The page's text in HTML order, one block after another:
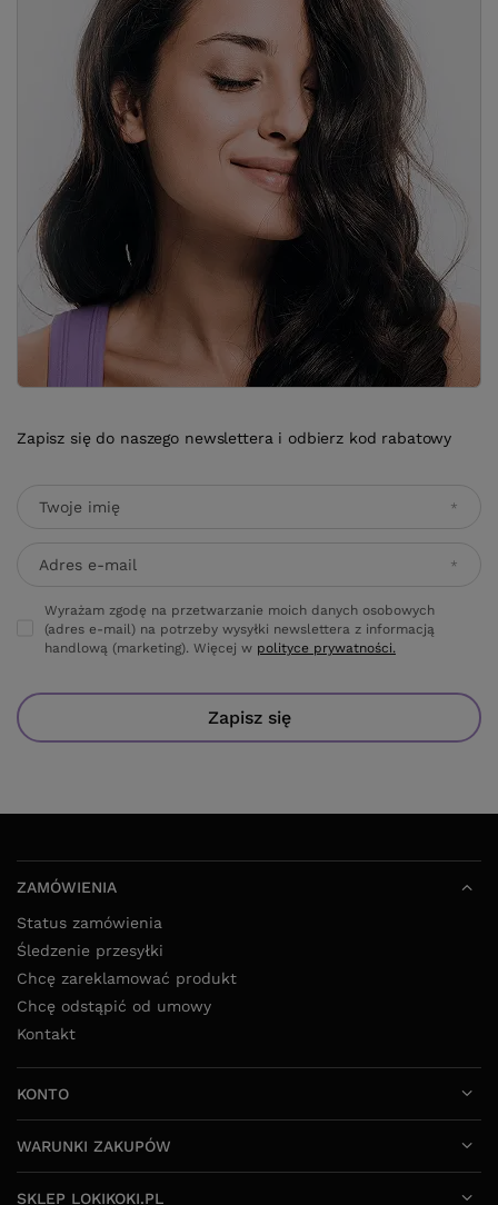
Zapisz się do naszego newslettera i odbierz kod rabatowy
Twoje imię
Adres e-mail
Wyrażam zgodę na przetwarzanie moich danych osobowych
(adres e-mail) na potrzeby wysyłki newslettera z informacją
handlową (marketing). Więcej w polityce prywatności.
Zapisz się
ZAMÓWIENIA
Status zamówienia
Śledzenie przesyłki
Chcę zareklamować produkt
Chcę odstąpić od umowy
Kontakt
KONTO
WARUNKI ZAKUPÓW
SKLEP LOKIKOKI.PL